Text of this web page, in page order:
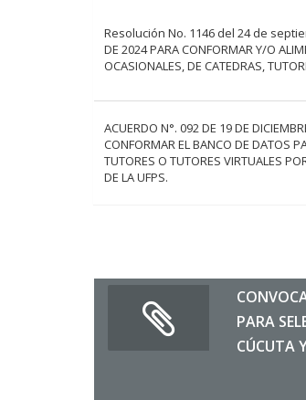
Resolución No. 1146 del 24 de
DE 2024 PARA CONFORMAR Y/O
OCASIONALES, DE CATEDRAS,
ACUERDO N°. 092 DE 19 DE
CONFORMAR EL BANCO DE DATOS
TUTORES O TUTORES VIRTUALES
DE LA UFPS.
PARA
CÚCUTA